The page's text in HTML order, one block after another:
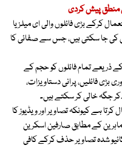
منطق پیش کردی
کرکے بڑی فائلوں والی ای میلز یا
کی جا سکتی ہیں، جس سے صفائی کا
ذریعے تمام فائلوں کو حجم کے
فائلیں، پرانی دستاویزات،
جگہ خالی کر سکتے ہیں۔
ہے کیونکہ تصاویر اور ویڈیوز کا
کے مطابق صارفین اسکرین
شدہ تصاویر حذف کرکے کافی